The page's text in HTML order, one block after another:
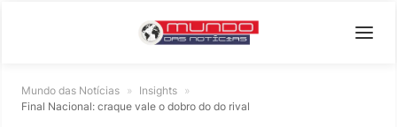
Mundo das Notícias » Insights »
Final Nacional: craque vale o dobro do do rival